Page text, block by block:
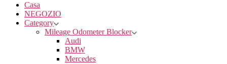
Casa
NEGOZIO
Category
Mileage Odometer Blocker
Audi
BMW
Mercedes